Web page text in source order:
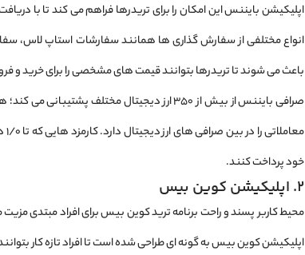
اپلیکیشن بایننس این امکان را برای تریدرها فراهم می‌ کند تا با
انواع مختلفی از سفارش ‌گذاری‌ ها همانند سفارشات استاپ لاس،
باعث می‌ شوند تا تریدرها بتوانند قیمت ‌های مشخصی را برای خرید و
صرافی بایننس از بیش از ۳۵۰ ارز دیجیتال
خود پرداخت کنند.
2. اپلیکیشن کوین بیس
محیط کاربر پسند و راحت برنامه ترید کوین بیس برای افراد مبتدی
اپلیکیشن کوین بیس به ‌گونه‌ ای طراحی شده است تا افراد تازه‌ کار بتوانند به آسانی قابلیت ‌های آن